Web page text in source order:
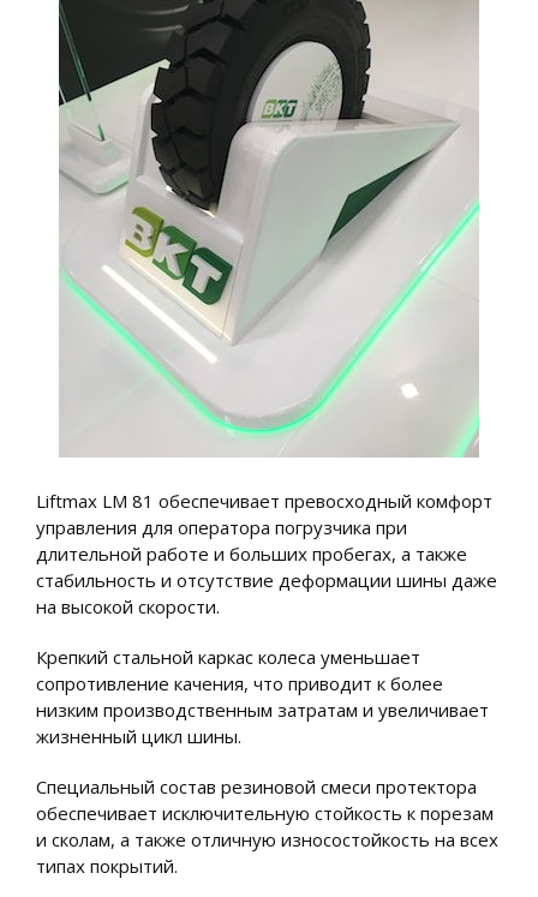
Liftmax LM 81 обеспечивает превосходный комфорт
управления для оператора погрузчика при
длительной работе и больших пробегах, а также
стабильность и отсутствие деформации шины даже
на высокой скорости.
Крепкий стальной каркас колеса уменьшает
сопротивление качения, что приводит к более
низким производственным затратам и увеличивает
жизненный цикл шины.
Специальный состав резиновой смеси протектора
обеспечивает исключительную стойкость к порезам
и сколам, а также отличную износостойкость на всех
типах покрытий.